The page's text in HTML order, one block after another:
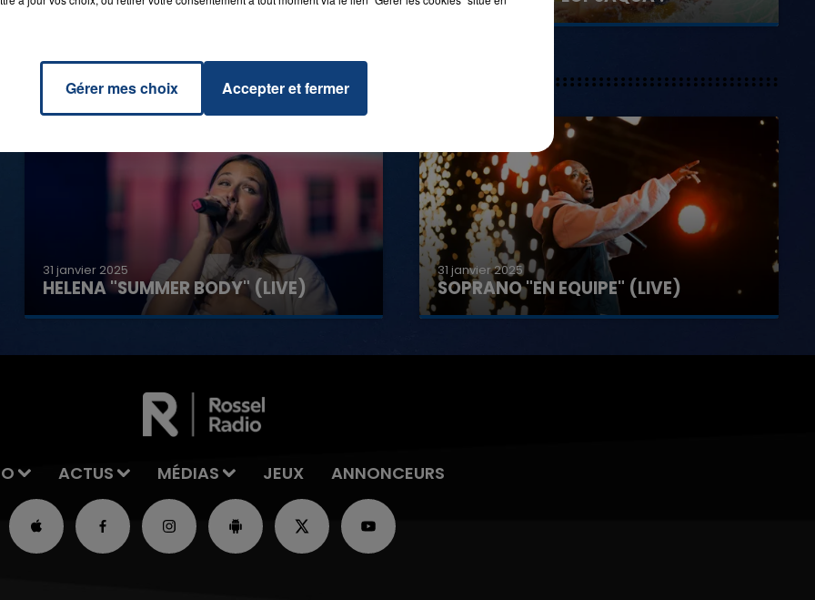
31 janvier 2025
HELENA "SUMMER BODY" (LIVE)
31 janvier 2025
SOPRANO "EN EQUIPE" (LIVE)
ACTUS MÉDIAS JEUX ANNONCEURS
Gérer mes choix Accepter et fermer